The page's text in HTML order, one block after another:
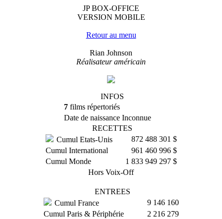
JP BOX-OFFICE
VERSION MOBILE
Retour au menu
Rian Johnson
Réalisateur américain
INFOS
7films répertoriés
Date de naissance Inconnue
RECETTES
Cumul Etats-Unis
872 488 301 $
Cumul International
961 460 996 $
Cumul Monde
1 833 949 297 $
Hors Voix-Off
ENTREES
Cumul France
9 146 160
Cumul Paris & Périphérie
2 216 279